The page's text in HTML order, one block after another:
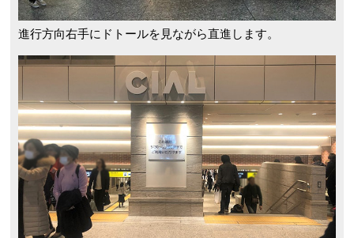
進行方向右手にドトールを見ながら直進します。